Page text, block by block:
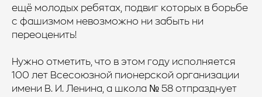
ещё молодых ребятах, подвиг которых в борьбе
с фашизмом невозможно ни забыть ни
переоценить!
Нужно отметить, что в этом году исполняется
100 лет Всесоюзной пионерской организации
имени В. И. Ленина, а школа № 58 отпразднует